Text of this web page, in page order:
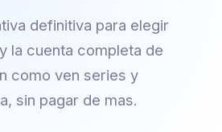
definitiva para elegir
la cuenta completa de
como ven series y
sin pagar de mas.